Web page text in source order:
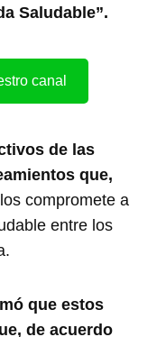
Saludable”.
canal
de las
que,
compromete a
entre los
que estos
de acuerdo